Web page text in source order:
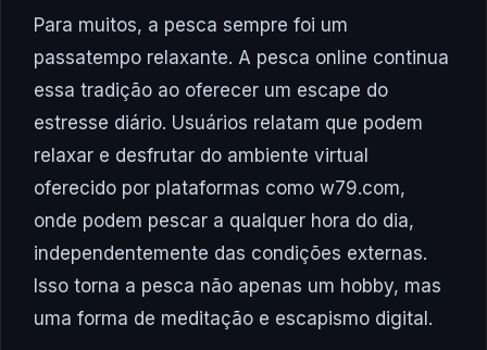
Para muitos, a pesca sempre foi um
passatempo relaxante. A pesca online continua
essa tradição ao oferecer um escape do
estresse diário. Usuários relatam que podem
relaxar e desfrutar do ambiente virtual
oferecido por plataformas como w79.com,
onde podem pescar a qualquer hora do dia,
independentemente das condições externas.
Isso torna a pesca não apenas um hobby, mas
uma forma de meditação e escapismo digital.